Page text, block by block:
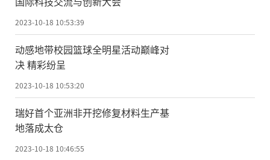
2023-10-18 10:53:39
动感地带校园篮球全明星活动巅峰对
决 精彩纷呈
2023-10-18 10:53:20
瑞好首个亚洲非开挖修复材料生产基
地落成太仓
2023-10-18 10:46:55